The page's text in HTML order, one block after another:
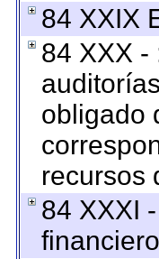
84 XXIX
84 XXX -
obligado
recursos
84 XXXI